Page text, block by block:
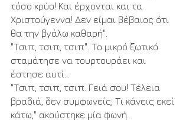
τόσο κρύο! Και έρχονται και τα
Χριστούγεννα! Δεν είμαι βέβαιος ότι
θα την βγάλω καθαρή".
"Τσιπ, τσιπ, τσιπ". Το μικρό ξωτικό
σταμάτησε να τουρτουράει και
έστησε αυτί...
"Τσιπ, τσιπ, τσιπ. Γειά σου! Τέλεια
βραδιά, δεν συμφωνείς; Τι κάνεις εκεί
κάτω;" ακούστηκε μία φωνή.